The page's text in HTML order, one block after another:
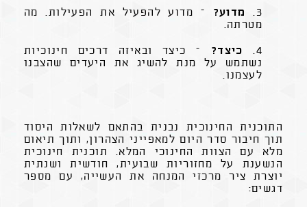
3.
מדוע? – מדוע להפעיל את הפעילות. מה
מטרתה.
4.
כיצד? – כיצד ובאיזה דרכים חינוכיות
נשתמש על מנת להשיג את היעדים שהצבנו
לעצמנו.
התוכנית החינוכית נבנית בהתאם לשאלות היסוד
תוך חיבור סדר היום למאפייני הצהרון, ותוך תיאום
מלא עם הצוות החינוכי המלא. תוכנית חינוכית
הנשענת על מחזוריות שבועית, חודשית ושנתית
יוצרת ציר מרכזי המנחה את העשייה, עם מספר
דגשים: